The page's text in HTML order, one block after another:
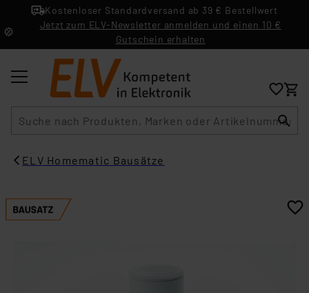
Kostenloser Standardversand ab 39 € Bestellwert
Jetzt zum ELV-Newsletter anmelden und einen 10 €
Gutschein erhalten
ELV Homematic Bausätze